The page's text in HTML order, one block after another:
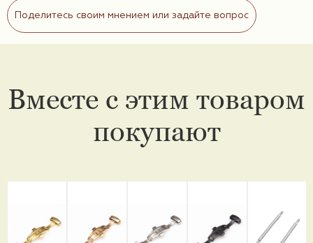
Поделитесь своим мнением или задайте вопрос
Вместе с этим товаром
покупают